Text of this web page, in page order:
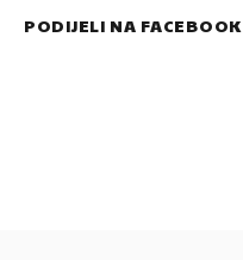
PODIJELI NA FACEBOOK